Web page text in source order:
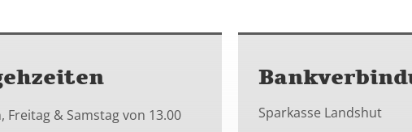
Freitag & Samstag von 13.00
Sparkasse Landshut